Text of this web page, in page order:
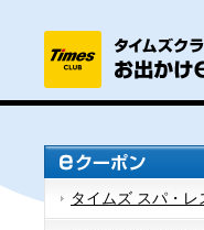
タイムズ スパ・レ